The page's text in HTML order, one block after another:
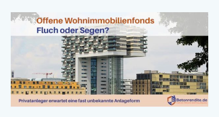
Offene
Wohnimmobilienfonds:
Fluch
Privatanleger?